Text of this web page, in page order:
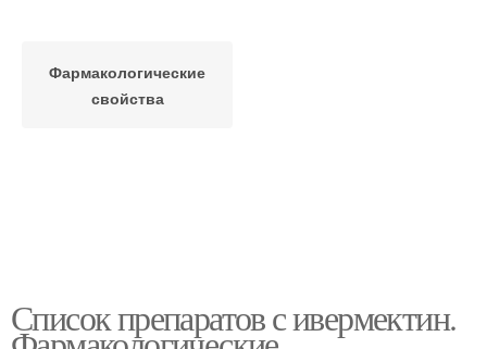
Фармакологические
свойства
Список препаратов с ивермектин.